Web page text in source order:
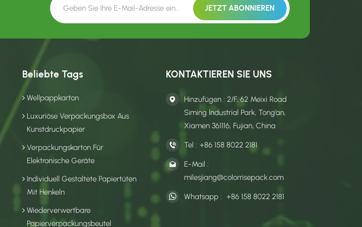
Beliebte Tags
Wellpappkarton
Luxuriöse Verpackungsbox Aus
Kunstdruckpapier
Verpackungskarton Für
Elektronische Geräte
Individuell Gestaltete Papiertüten
Mit Henkeln
Wiederverwertbare
Papierverpackungsbeutel
KONTAKTIEREN SIE UNS
Hinzufügen : 2/F, 62 Meixi Road
Siming Industrial Park, Tong’an,
Xiamen 361116, Fujian, China
Tel : +86 158 8022 2181
E-Mail :
milesjiang@colorrisepack.com
Whatsapp : +86 158 8022 2181